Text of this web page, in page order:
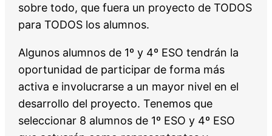
sobre todo, que fuera un proyecto de TODOS
para TODOS los alumnos.
Algunos alumnos de 1º y 4º ESO tendrán la
oportunidad de participar de forma más
activa e involucrarse a un mayor nivel en el
desarrollo del proyecto. Tenemos que
seleccionar 8 alumnos de 1º ESO y 4º ESO